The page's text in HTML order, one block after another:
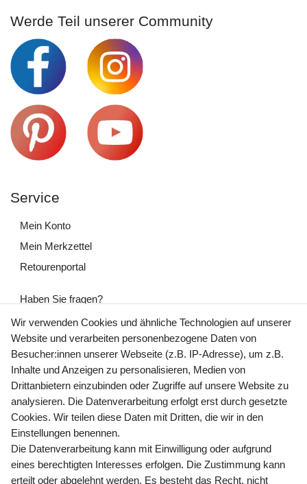
Werde Teil unserer Community
Service
Mein Konto
Mein Merkzettel
Retourenportal
Haben Sie fragen?
+49 (0) 35243 460 400
Mo-Fr 9-15 Uhr
shop@banjado.com
Preisangaben inkl. gesetzl. MwSt. und zzgl. Service- und
Versandkosten
Wir verwenden Cookies und ähnliche Technologien auf unserer
Website und verarbeiten personenbezogene Daten von
Besucher:innen unserer Webseite (z.B. IP-Adresse), um z.B.
Inhalte und Anzeigen zu personalisieren, Medien von
Drittanbietern einzubinden oder Zugriffe auf unsere Website zu
analysieren. Die Datenverarbeitung erfolgt erst durch gesetzte
Cookies. Wir teilen diese Daten mit Dritten, die wir in den
Einstellungen benennen.
Die Datenverarbeitung kann mit Einwilligung oder aufgrund
eines berechtigten Interesses erfolgen. Die Zustimmung kann
erteilt oder abgelehnt werden. Es besteht das Recht, nicht